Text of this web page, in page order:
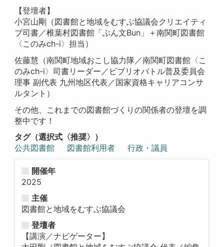
【登壇者】
小宮山剛（図書館と地域をむすぶ協議会クリエイティ
ブ司書／椎葉村図書館「ぶん文Bun」＋南関町図書館
〈このみch-i〉担当）
佐藤慧（南関町地域おこし協力隊／南関町図書館〈こ
のみch-i〉司書リーダー／ビブリオバトル普及委員会
理事 副代表 九州地区代表／国家資格キャリアコンサ
ルタント）
その他、これまでの図書館づくりの関係者の登壇を調
整中です！
タグ（選択式〈推奨〉）
公共図書館
図書館利用者 行政・議員
開催年
2025
主催
図書館と地域をむすぶ協議会
登壇者
【講演／ナビゲーター】